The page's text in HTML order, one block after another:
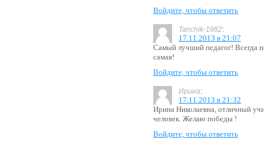
Войдите, чтобы ответить
Tanchik-1982:
17.11.2013 в 21:07
Самый лучший педагог! Всегда
самая!
Войдите, чтобы ответить
Ирина:
17.11.2013 в 21:32
Ирина Николаевна, отличный
человек. Желаю победы !
Войдите, чтобы ответить